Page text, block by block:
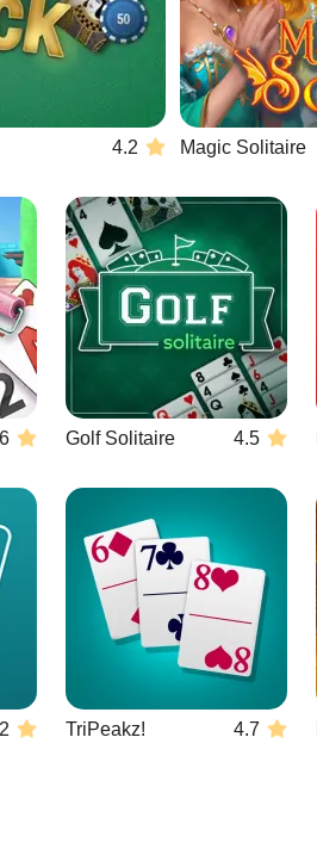
4.2 Magic Solitaire
Golf Solitaire 4.5
TriPeakz! 4.7